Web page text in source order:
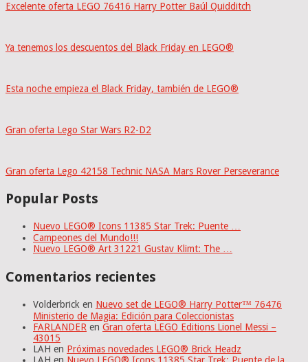
Excelente oferta LEGO 76416 Harry Potter Baúl Quidditch
Ya tenemos los descuentos del Black Friday en LEGO®
Esta noche empieza el Black Friday, también de LEGO®
Gran oferta Lego Star Wars R2-D2
Gran oferta Lego 42158 Technic NASA Mars Rover Perseverance
Popular Posts
Nuevo LEGO® Icons 11385 Star Trek: Puente …
Campeones del Mundo!!!
Nuevo LEGO® Art 31221 Gustav Klimt: The …
Comentarios recientes
Volderbrick en Nuevo set de LEGO® Harry Potter™ 76476
Ministerio de Magia: Edición para Coleccionistas
FARLANDER en Gran oferta LEGO Editions Lionel Messi –
43015
LAH en Próximas novedades LEGO® Brick Headz
LAH en Nuevo LEGO® Icons 11385 Star Trek: Puente de la